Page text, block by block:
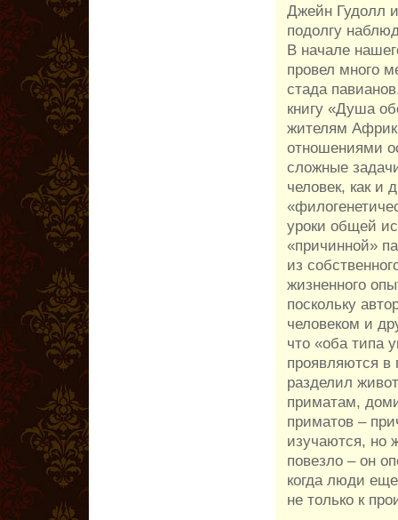
Джейн Гудолл
подолгу
В начале
провел много
стада
книгу «Душа
жителям
отношениями
сложные
человек, как и
уроки общей
«причинной»
из
жизненного
поскольку
человеком и
что «оба типа
проявляются
разделил
приматам,
приматов –
изучаются, но
повезло – он
когда люди
не только к